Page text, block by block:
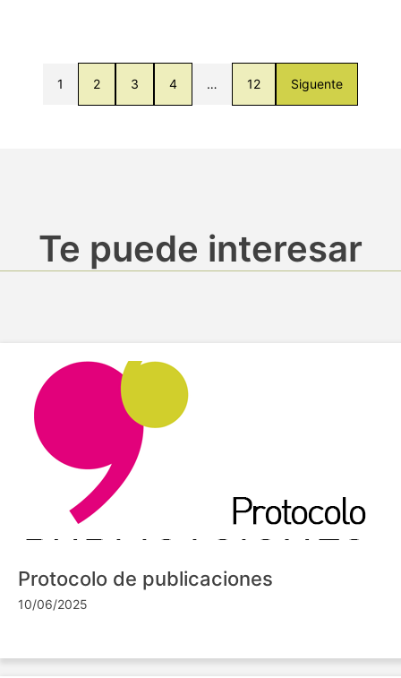
1 2 3 4 … 12 Siguente
Te puede interesar
Protocolo de publicaciones
10/06/2025